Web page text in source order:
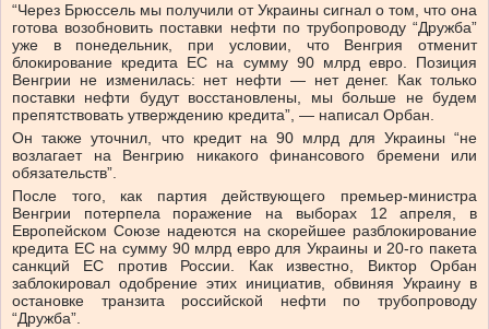
“Через Брюссель мы получили от Украины сигнал о том, что она
готова возобновить поставки нефти по трубопроводу “Дружба”
уже в понедельник, при условии, что Венгрия отменит
блокирование кредита ЕС на сумму 90 млрд евро. Позиция
Венгрии не изменилась: нет нефти — нет денег. Как только
поставки нефти будут восстановлены, мы больше не будем
препятствовать утверждению кредита”, — написал Орбан.
Он также уточнил, что кредит на 90 млрд для Украины “не
возлагает на Венгрию никакого финансового бремени или
обязательств”.
После того, как партия действующего премьер-министра
Венгрии потерпела поражение на выборах 12 апреля, в
Европейском Союзе надеются на скорейшее разблокирование
кредита ЕС на сумму 90 млрд евро для Украины и 20-го пакета
санкций ЕС против России. Как известно, Виктор Орбан
заблокировал одобрение этих инициатив, обвиняя Украину в
остановке транзита российской нефти по трубопроводу
“Дружба”.